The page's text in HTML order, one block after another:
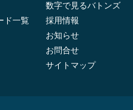
ド一覧
数字で見るバトンズ
採用情報
お知らせ
お問合せ
サイトマップ